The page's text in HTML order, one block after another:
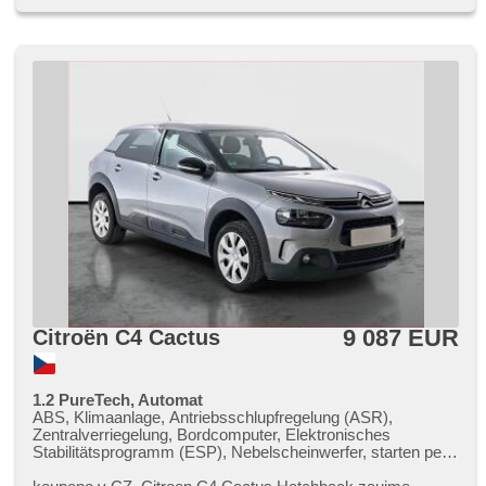
Stabilitätsprogramm (ESP), Antriebsschlupfregelung (ASR),
Fahrkamera, ABS
Citroën C4 Cactus 9 087 EUR
1.2 PureTech, Automat
ABS, Klimaanlage, Antriebsschlupfregelung (ASR),
Zentralverriegelung, Bordcomputer, Elektronisches
Stabilitätsprogramm (ESP), Nebelscheinwerfer, starten per